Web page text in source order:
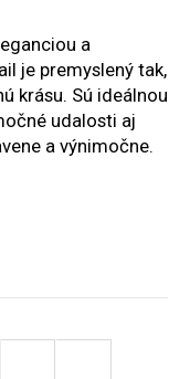
a
je premyslený tak,
krásu. Sú ideálnou
udalosti aj
a výnimočne.